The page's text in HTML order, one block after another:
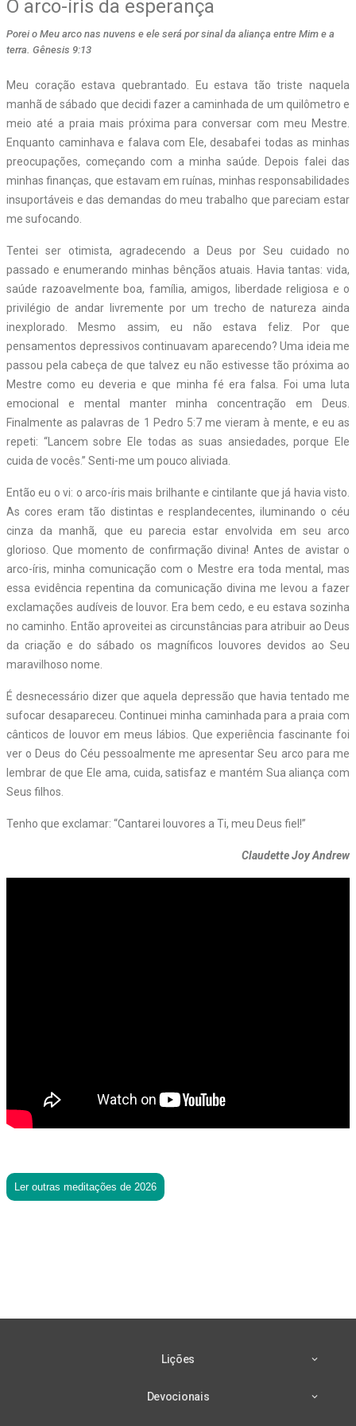
O arco-íris da esperança
Porei o Meu arco nas nuvens e ele será por sinal da aliança entre Mim e a
terra. Gênesis 9:13
Meu coração estava quebrantado. Eu estava tão triste naquela
manhã de sábado que decidi fazer a caminhada de um quilômetro e
meio até a praia mais próxima para conversar com meu Mestre.
Enquanto caminhava e falava com Ele, desabafei todas as minhas
preocupações, começando com a minha saúde. Depois falei das
minhas finanças, que estavam em ruínas, minhas responsabilidades
insuportáveis e das demandas do meu trabalho que pareciam estar
me sufocando.
Tentei ser otimista, agradecendo a Deus por Seu cuidado no
passado e enumerando minhas bênçãos atuais. Havia tantas: vida,
saúde razoavelmente boa, família, amigos, liberdade religiosa e o
privilégio de andar livremente por um trecho de natureza ainda
inexplorado. Mesmo assim, eu não estava feliz. Por que
pensamentos depressivos continuavam aparecendo? Uma ideia me
passou pela cabeça de que talvez eu não estivesse tão próxima ao
Mestre como eu deveria e que minha fé era falsa. Foi uma luta
emocional e mental manter minha concentração em Deus.
Finalmente as palavras de 1 Pedro 5:7 me vieram à mente, e eu as
repeti: “Lancem sobre Ele todas as suas ansiedades, porque Ele
cuida de vocês.” Senti-me um pouco aliviada.
Então eu o vi: o arco-íris mais brilhante e cintilante que já havia visto.
As cores eram tão distintas e resplandecentes, iluminando o céu
cinza da manhã, que eu parecia estar envolvida em seu arco
glorioso. Que momento de confirmação divina! Antes de avistar o
arco-íris, minha comunicação com o Mestre era toda mental, mas
essa evidência repentina da comunicação divina me levou a fazer
exclamações audíveis de louvor. Era bem cedo, e eu estava sozinha
no caminho. Então aproveitei as circunstâncias para atribuir ao Deus
da criação e do sábado os magníficos louvores devidos ao Seu
maravilhoso nome.
É desnecessário dizer que aquela depressão que havia tentado me
sufocar desapareceu. Continuei minha caminhada para a praia com
cânticos de louvor em meus lábios. Que experiência fascinante foi
ver o Deus do Céu pessoalmente me apresentar Seu arco para me
lembrar de que Ele ama, cuida, satisfaz e mantém Sua aliança com
Seus filhos.
Tenho que exclamar: “Cantarei louvores a Ti, meu Deus fiel!”
Claudette Joy Andrew
Ler outras meditações de 2026
Lições
Devocionais